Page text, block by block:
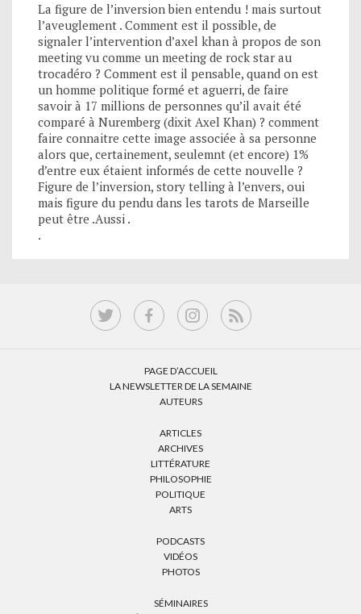
La figure de l’inversion bien entendu ! mais surtout
l’aveuglement . Comment est il possible, de
signaler l’intervention d’axel khan à propos de son
meeting vu comme un meeting de rock star au
trocadéro ? Comment est il pensable, quand on est
un homme politique formé et aguerri, de faire
savoir à 17 millions de personnes qu’il avait été
comparé à Nuremberg (dixit Axel Khan) ? comment
faire connaitre cette image associée à sa personne
alors que, certainement, seulemnt (et encore) 1%
d’entre eux étaient informés de cette nouvelle ?
Figure de l’inversion, story telling à l’envers, oui
mais figure du pendu dans les tarots de Marseille
peut être .Aussi .
.
PAGE D’ACCUEIL
LA NEWSLETTER DE LA SEMAINE
AUTEURS
ARTICLES
ARCHIVES
LITTÉRATURE
PHILOSOPHIE
POLITIQUE
ARTS
PODCASTS
VIDÉOS
PHOTOS
SÉMINAIRES